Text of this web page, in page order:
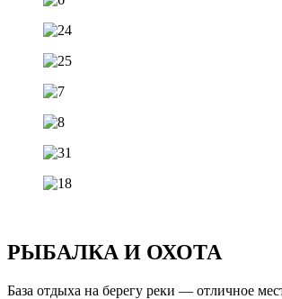
РЫБАЛКА И ОХОТА
База отдыха на берегу реки — отличное